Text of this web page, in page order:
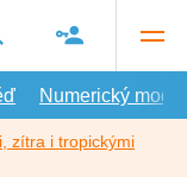
Numerický model
zítra i tropickými